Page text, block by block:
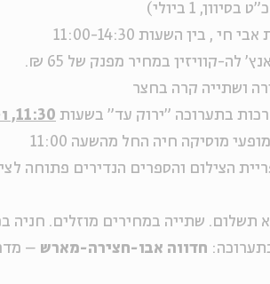
1 ביולי)
, בין השעות 11:00-14:30
לה-קוויזין במחיר מפנק של 65 ₪.
ושתייה קרה בחצר
בתערוכה "ירוק עד" בשעות 11:30, ו- 14:00
מוסיקה חיה החל מהשעה 11:00
הצילום והספרים הנדירים פתוחה
תשלום. שתייה במחירים מוזלים. חניה
חדווה אבו-חצירה-מארש –